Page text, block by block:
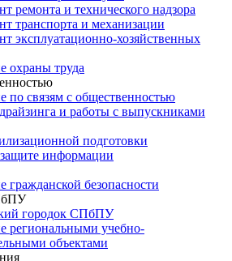
ремонта и технического надзора
транспорта и механизации
эксплуатационно-хозяйственных
охраны труда
по связям с общественностью
и работы с выпускниками
подготовки
информации
гражданской безопасности
городок СПбПУ
региональными учебно-
объектами